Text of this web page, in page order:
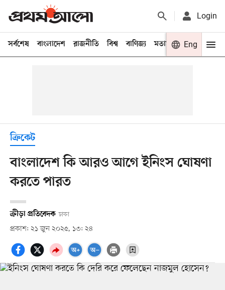
Login
সর্বশেষ বাংলাদেশ রাজনীতি বিশ্ব বাণিজ্য মতামত খেলা
Eng
ক্রিকেট
বাংলাদেশ কি আরও আগে ইনিংস ঘোষণা
করতে পারত
ক্রীড়া প্রতিবেদক ঢাকা
প্রকাশ: ২১ জুন ২০২৫, ১৩: ২৪